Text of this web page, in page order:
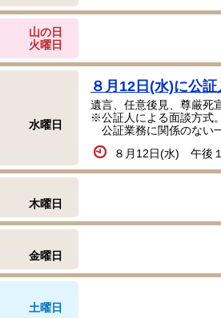
山の日
火曜日
水曜日
８月12日(水)に公
遺言、任意後見、尊厳死
※公証人による面談方式
公証業務に関係のない
８月12日(水) 午後
木曜日
金曜日
土曜日